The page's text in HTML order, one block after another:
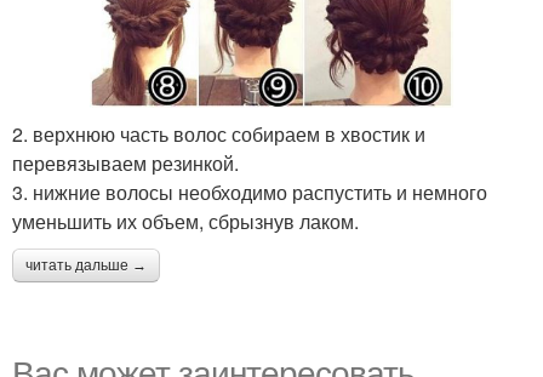
2. верхнюю часть волос собираем в хвостик и
перевязываем резинкой.
3. нижние волосы необходимо распустить и немного
уменьшить их объем, сбрызнув лаком.
читать дальше →